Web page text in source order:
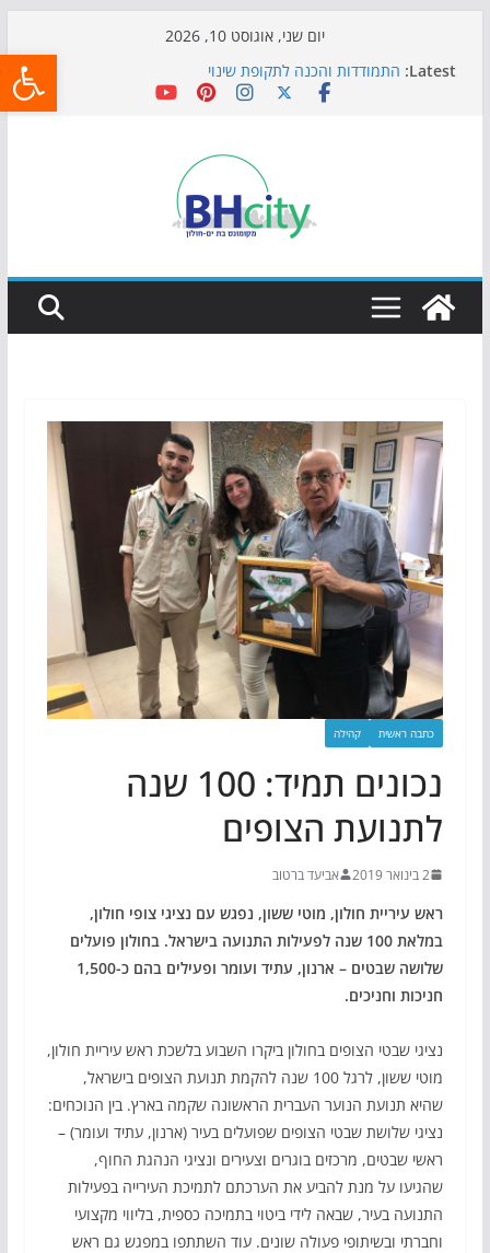
יום שני, אוגוסט 10, 2026
Latest: התמודדות והכנה לתקופת שינוי
אי ההרפתקאות ממשיך לכבוש את הגינות: מאות משפחות
כדורגל באווירה מיוחדת: הקרנת גמר המונדיאל בטרמינל
הקיץ של בני הנוער בבת־ים: חוף הריביירה הופך למרחב
בטוח בשעות הערב
כתבה ראשית קהילה
נכונים תמיד: 100 שנה
לתנועת הצופים
2 בינואר 2019 אביעד ברטוב
ראש עיריית חולון, מוטי ששון, נפגש עם נציגי צופי חולון,
במלאת 100 שנה לפעילות התנועה בישראל. בחולון פועלים
שלושה שבטים – ארנון, עתיד ועומר ופעילים בהם כ-1,500
חניכות וחניכים.
נציגי שבטי הצופים בחולון ביקרו השבוע בלשכת ראש עיריית חולון,
מוטי ששון, לרגל 100 שנה להקמת תנועת הצופים בישראל,
שהיא תנועת הנוער העברית הראשונה שקמה בארץ. בין הנוכחים:
נציגי שלושת שבטי הצופים שפועלים בעיר (ארנון, עתיד ועומר) –
ראשי שבטים, מרכזים בוגרים וצעירים ונציגי הנהגת החוף,
שהגיעו על מנת להביע את הערכתם לתמיכת העירייה בפעילות
התנועה בעיר, שבאה לידי ביטוי בתמיכה כספית, בליווי מקצועי
וחברתי ובשיתופי פעולה שונים. עוד השתתפו במפגש גם ראש